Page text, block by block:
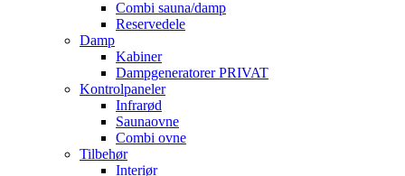
Combi sauna/damp
Reservedele
Damp
Kabiner
Dampgeneratorer PRIVAT
Kontrolpaneler
Infrarød
Saunaovne
Combi ovne
Tilbehør
Interiør